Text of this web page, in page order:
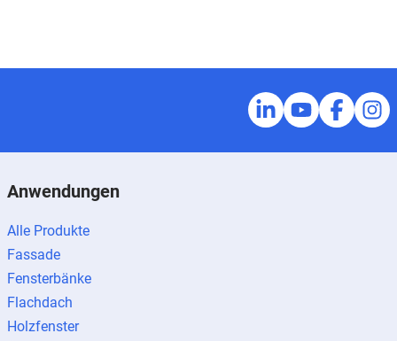
Anwendungen
Alle Produkte
Fassade
Fensterbänke
Flachdach
Holzfenster